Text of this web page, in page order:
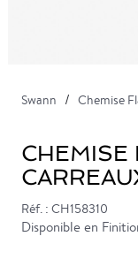
Swann Chemise
CHEMISE
Réf. : CH158310
Disponible en